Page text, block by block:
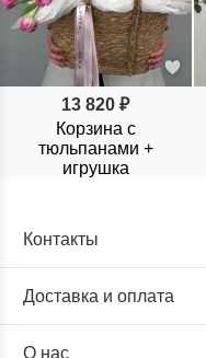
13 820 ₽
Корзина с
тюльпанами +
игрушка
Контакты
Доставка и оплата
О нас